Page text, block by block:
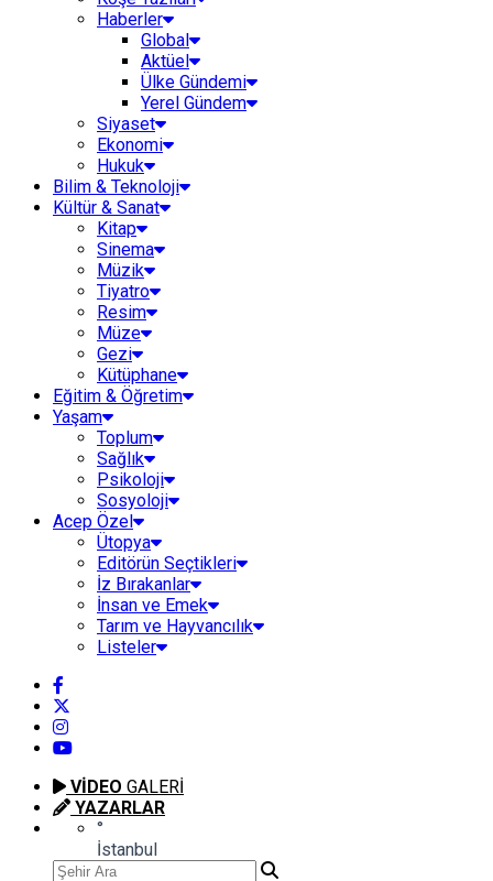
Haberler
Global
Aktüel
Ülke Gündemi
Yerel Gündem
Siyaset
Ekonomi
Hukuk
Bilim & Teknoloji
Kültür & Sanat
Kitap
Sinema
Müzik
Tiyatro
Resim
Müze
Gezi
Kütüphane
Eğitim & Öğretim
Yaşam
Toplum
Sağlık
Psikoloji
Sosyoloji
Acep Özel
Ütopya
Editörün Seçtikleri
İz Bırakanlar
İnsan ve Emek
Tarım ve Hayvancılık
Listeler
VİDEO GALERİ
YAZARLAR
°
İstanbul